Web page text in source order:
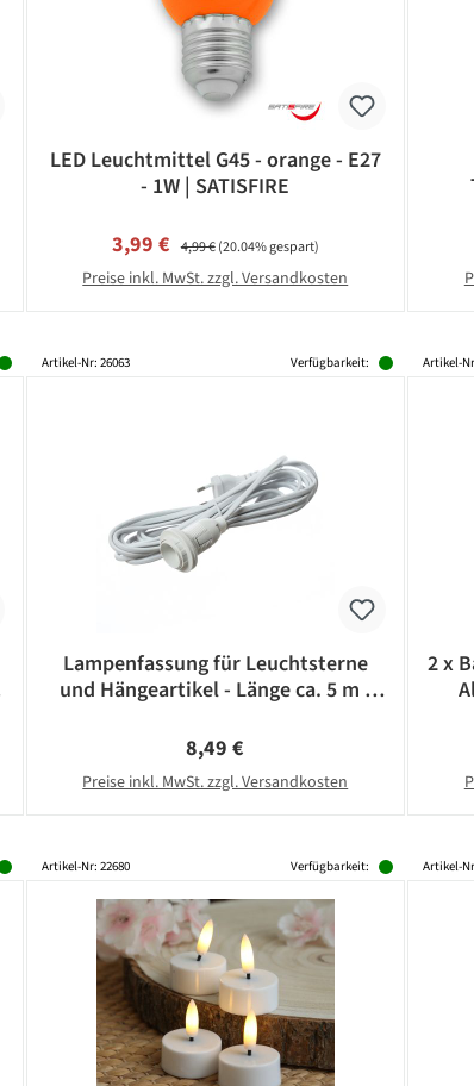
LED Leuchtmittel G45 - orange - E27
- 1W | SATISFIRE
Verkaufspreis:
3,99 € Regulärer Preis:
4,99 €(20.04% gespart)
Preise inkl. MwSt. zzgl. Versandkosten
Artikel-Nr: 26063 Verfügbarkeit:
Lampenfassung für Leuchtsterne
und Hängeartikel - Länge ca. 5 m -
Regulärer Preis:
8,49 €
Preise inkl. MwSt. zzgl. Versandkosten
Artikel-
2 x
Artikel-Nr: 22680 Verfügbarkeit: Artikel-